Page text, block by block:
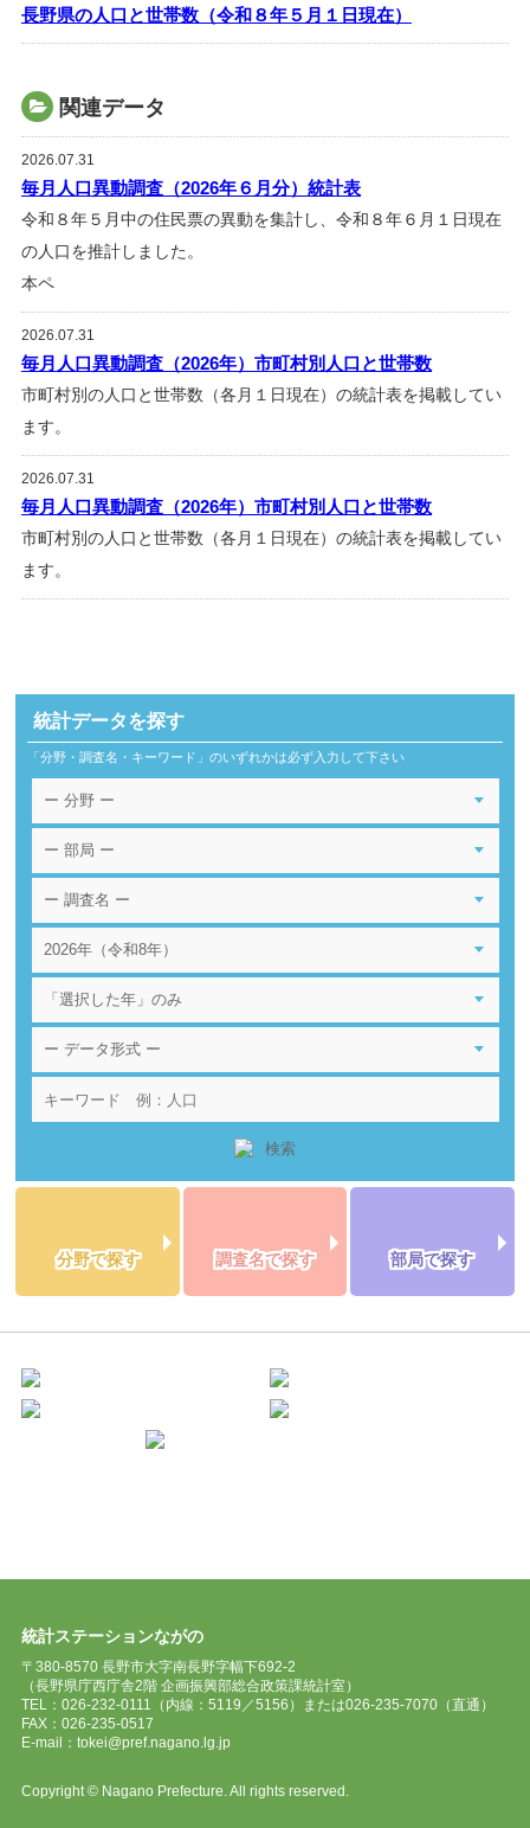
長野県の人口と世帯数（令和８年５月１日現在）
関連データ
2026.07.31
毎月人口異動調査（2026年６月分）統計表
令和８年５月中の住民票の異動を集計し、令和８年６月１日現在
の人口を推計しました。
本ペ
2026.07.31
毎月人口異動調査（2026年）市町村別人口と世帯数
市町村別の人口と世帯数（各月１日現在）の統計表を掲載してい
ます。
2026.07.31
毎月人口異動調査（2026年）市町村別人口と世帯数
市町村別の人口と世帯数（各月１日現在）の統計表を掲載してい
ます。
統計データを探す
「分野・調査名・キーワード」のいずれかは必ず入力して下さい
分野で探す 調査名で探す 部局で探す
統計ステーションながの
〒380-8570 長野市大字南長野字幅下692-2
（長野県庁西庁舎2階 企画振興部総合政策課統計室）
TEL：026-232-0111（内線：5119／5156）または026-235-7070（直通）
FAX：026-235-0517
E-mail：tokei@pref.nagano.lg.jp
Copyright © Nagano Prefecture. All rights reserved.